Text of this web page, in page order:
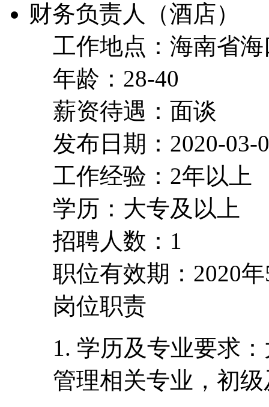
财务负责人（酒店）
工作地点：海南省
年龄：28-40
薪资待遇：面谈
发布日期：2020-03-
工作经验：2年以上
学历：大专及以上
招聘人数：1
职位有效期：2020
岗位职责
1. 学历及专业要求
管理相关专业，初